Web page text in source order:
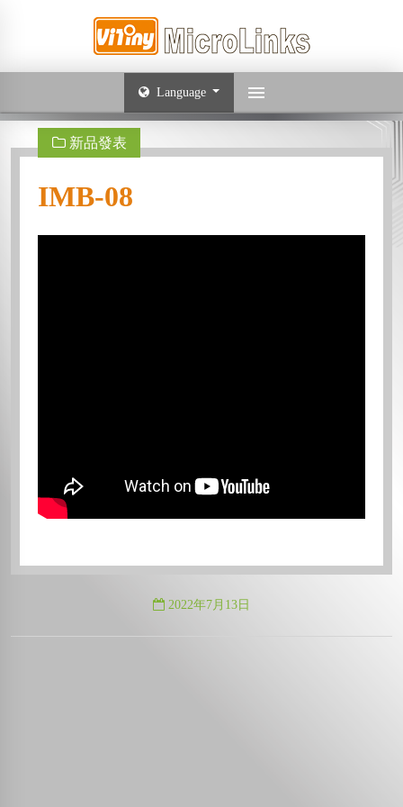
Language
新品發表
IMB-08
2022年7月13日